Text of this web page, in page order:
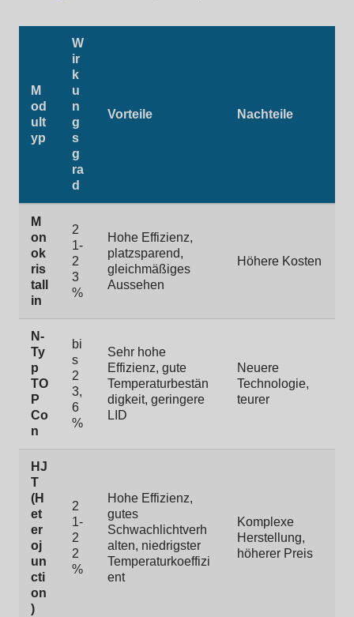
M
od
ult
yp
W
ir
k
u
n
g
s
g
ra
d
Vorteile Nachteile
M
on
ok
ris
tall
in
2
1-
2
3
%
Hohe Effizienz,
platzsparend,
gleichmäßiges
Aussehen
Höhere Kosten
N-
Ty
p
TO
P
Co
n
bi
s
2
3,
6
%
Sehr hohe
Effizienz, gute
Temperaturbestän
digkeit, geringere
LID
Neuere
Technologie,
teurer
HJ
T
(H
et
er
oj
un
cti
on
)
2
1-
2
2
%
Hohe Effizienz,
gutes
Schwachlichtverh
alten, niedrigster
Temperaturkoeffizi
ent
Komplexe
Herstellung,
höherer Preis